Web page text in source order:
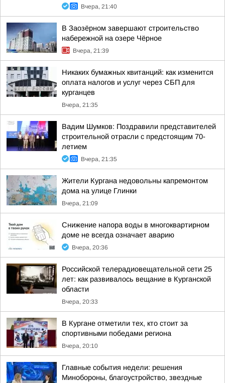
Вчера, 21:40
В Заозёрном завершают строительство
набережной на озере Чёрное
Вчера, 21:39
Никаких бумажных квитанций: как изменится
оплата налогов и услуг через СБП для
курганцев
Вчера, 21:35
Вадим Шумков: Поздравили представителей
строительной отрасли с предстоящим 70-
летием
Вчера, 21:35
Жители Кургана недовольны капремонтом
дома на улице Глинки
Вчера, 21:09
Снижение напора воды в многоквартирном
доме не всегда означает аварию
Вчера, 20:36
Российской телерадиовещательной сети 25
лет: как развивалось вещание в Курганской
области
Вчера, 20:33
В Кургане отметили тех, кто стоит за
спортивными победами региона
Вчера, 20:10
Главные события недели: решения
Минобороны, благоустройство, звездные